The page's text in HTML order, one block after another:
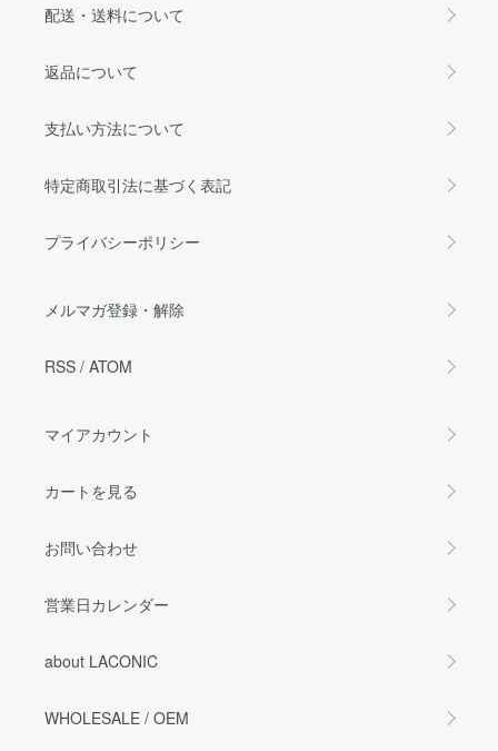
配送・送料について
返品について
支払い方法について
特定商取引法に基づく表記
プライバシーポリシー
メルマガ登録・解除
RSS / ATOM
マイアカウント
カートを見る
お問い合わせ
営業日カレンダー
about LACONIC
WHOLESALE / OEM